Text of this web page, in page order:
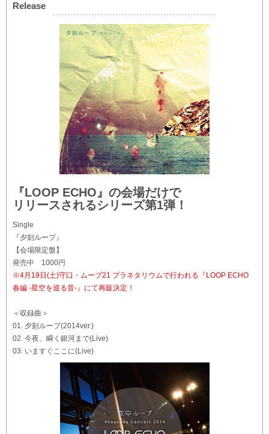
Release
『LOOP ECHO』の会場だけで
リリースされるシリーズ第1弾！
Single
『夕刻ループ』
【会場限定盤】
発売中 1000円
※4月19日(土)守口・ムーブ21 プラネタリウムで行われる『LOOP ECHO
春編 -星空を巡る音-』にて再販決定！
＜収録曲＞
01. 夕刻ループ(2014ver.)
02. 今夜、瞬く銀河まで(Live)
03. いますぐここに(Live)